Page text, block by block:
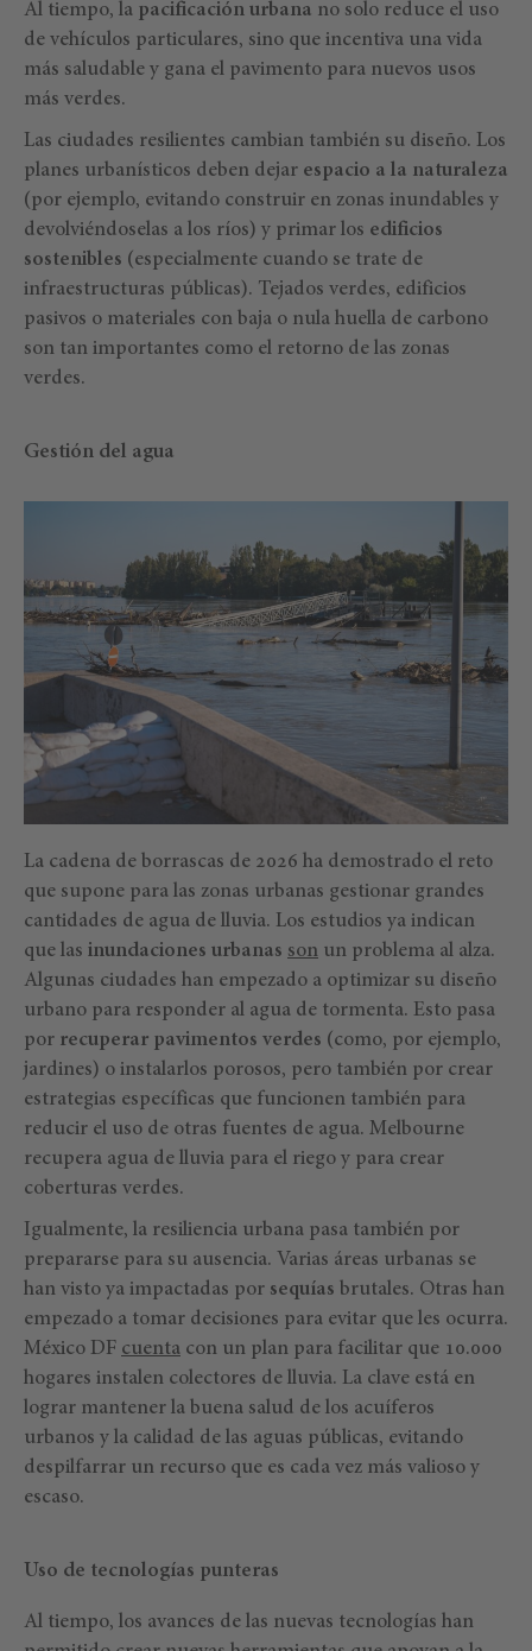
Al tiempo, la pacificación urbana no solo reduce el uso
de vehículos particulares, sino que incentiva una vida
más saludable y gana el pavimento para nuevos usos
más verdes.
Las ciudades resilientes cambian también su diseño. Los
planes urbanísticos deben dejar espacio a la naturaleza
(por ejemplo, evitando construir en zonas inundables y
devolviéndoselas a los ríos) y primar los edificios
sostenibles (especialmente cuando se trate de
infraestructuras públicas). Tejados verdes, edificios
pasivos o materiales con baja o nula huella de carbono
son tan importantes como el retorno de las zonas
verdes.
Gestión del agua
La cadena de borrascas de 2026 ha demostrado el reto
que supone para las zonas urbanas gestionar grandes
cantidades de agua de lluvia. Los estudios ya indican
que las inundaciones urbanas son un problema al alza.
Algunas ciudades han empezado a optimizar su diseño
urbano para responder al agua de tormenta. Esto pasa
por recuperar pavimentos verdes (como, por ejemplo,
jardines) o instalarlos porosos, pero también por crear
estrategias específicas que funcionen también para
reducir el uso de otras fuentes de agua. Melbourne
recupera agua de lluvia para el riego y para crear
coberturas verdes.
Igualmente, la resiliencia urbana pasa también por
prepararse para su ausencia. Varias áreas urbanas se
han visto ya impactadas por sequías brutales. Otras han
empezado a tomar decisiones para evitar que les ocurra.
México DF cuenta con un plan para facilitar que 10.000
hogares instalen colectores de lluvia. La clave está en
lograr mantener la buena salud de los acuíferos
urbanos y la calidad de las aguas públicas, evitando
despilfarrar un recurso que es cada vez más valioso y
escaso.
Uso de tecnologías punteras
Al tiempo, los avances de las nuevas tecnologías han